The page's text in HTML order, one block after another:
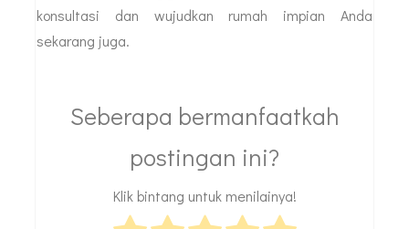
konsultasi dan wujudkan rumah impian Anda
sekarang juga.
Seberapa bermanfaatkah
postingan ini?
Klik bintang untuk menilainya!